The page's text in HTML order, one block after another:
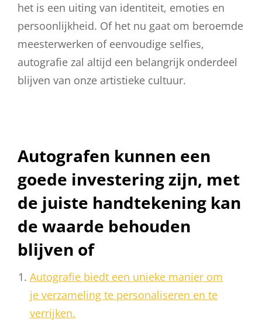
het is een uiting van identiteit, emoties en
persoonlijkheid. Of het nu gaat om beroemde
meesterwerken of eenvoudige selfies,
autografie zal altijd een belangrijk onderdeel
blijven van onze artistieke cultuur.
Autografen kunnen een
goede investering zijn, met
de juiste handtekening kan
de waarde behouden
blijven of
Autografie biedt een unieke manier om
je verzameling te personaliseren en te
verrijken.